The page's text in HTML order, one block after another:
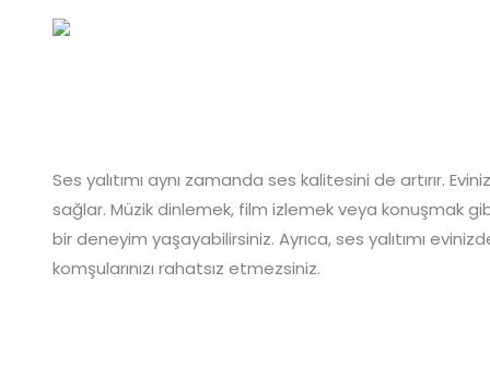
Ses yalıtımı aynı zamanda ses kalitesini de artırır.
sağlar. Müzik dinlemek, film izlemek veya konuşmak
bir deneyim yaşayabilirsiniz. Ayrıca, ses yalıtımı
komşularınızı rahatsız etmezsiniz.